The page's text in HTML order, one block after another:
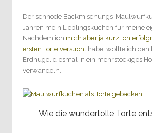
Der schnöde Backmischungs-
Jahren mein Lieblingskuchen für meine
Nachdem ich mich aber ja kürzlich
ersten Torte versucht habe, wollte ich den
Erdhügel diesmal in ein mehrstöckiges
verwandeln.
Wie die wundertolle Torte